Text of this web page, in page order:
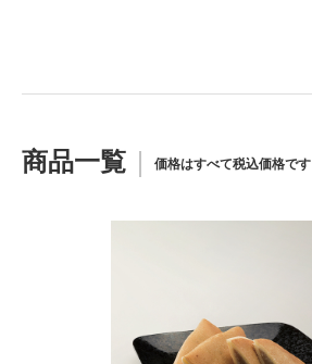
商品一覧 価格はすべて税込価格です